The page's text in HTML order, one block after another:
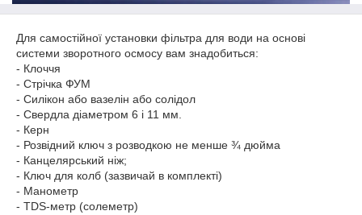
Для самостійної установки фільтра для води на основі
системи зворотного осмосу вам знадобиться:
- Клоччя
- Стрічка ФУМ
- Силікон або вазелін або солідол
- Свердла діаметром 6 і 11 мм.
- Керн
- Розвідний ключ з розводкою не менше ¾ дюйма
- Канцелярський ніж;
- Ключ для колб (зазвичай в комплекті)
- Манометр
- TDS-метр (солеметр)